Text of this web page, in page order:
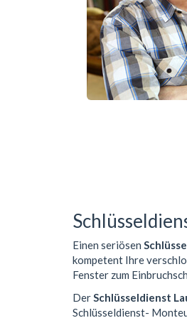
Einen seriösen
kompetent Ihre
Fenster zum
DerSchlüsseldienst
Schlüsseldienst-